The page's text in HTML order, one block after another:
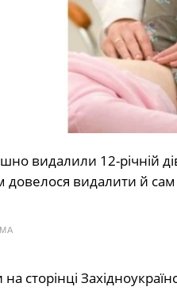
видалили 12-
видалити й
сторінці